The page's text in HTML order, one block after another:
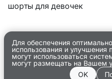
шорты для девочек
Для обеспечения
использования и улучшения
могут использоваться
могут размещать на Вашем
OK